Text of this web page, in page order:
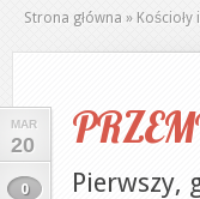
Strona główna »
MAR
20
0
Pierwszy,